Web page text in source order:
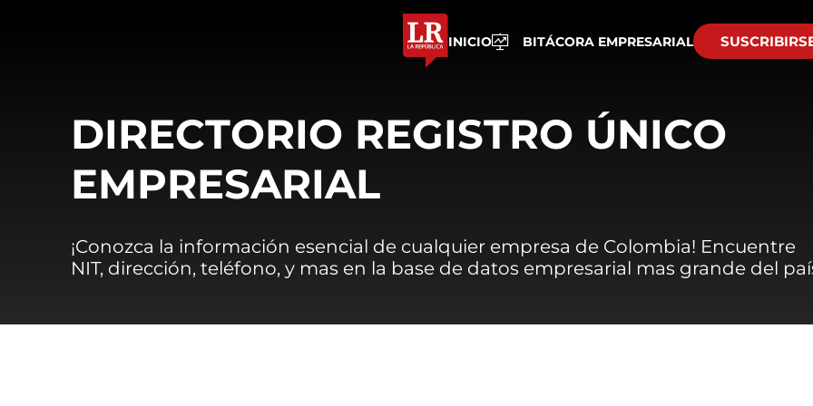
INICIO BITÁCORA EMPRESARIAL
DIRECTORIO REGISTRO ÚNICO
EMPRESARIAL
¡Conozca la información esencial de cualquier empresa de Colombia! Encuentre
NIT, dirección, teléfono, y mas en la base de datos empresarial mas grande del